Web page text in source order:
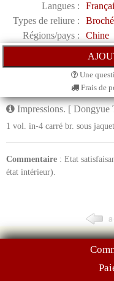
Langues :
Types de reliure :
Broché
Régions/pays :
Chine
Une
Frais de
Impressions. [ Dongyue
1 vol. in-4 carré br. sous
Commentaire : Etat
état intérieur).